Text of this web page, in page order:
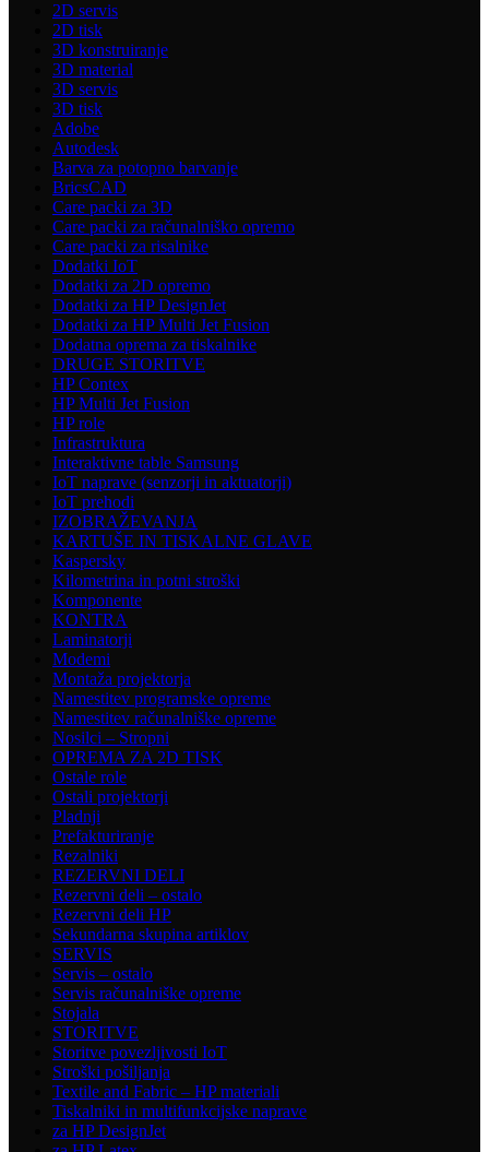
2D servis
2D tisk
3D konstruiranje
3D material
3D servis
3D tisk
Adobe
Autodesk
Barva za potopno barvanje
BricsCAD
Care packi za 3D
Care packi za računalniško opremo
Care packi za risalnike
Dodatki IoT
Dodatki za 2D opremo
Dodatki za HP DesignJet
Dodatki za HP Multi Jet Fusion
Dodatna oprema za tiskalnike
DRUGE STORITVE
HP Contex
HP Multi Jet Fusion
HP role
Infrastruktura
Interaktivne table Samsung
IoT naprave (senzorji in aktuatorji)
IoT prehodi
IZOBRAŽEVANJA
KARTUŠE IN TISKALNE GLAVE
Kaspersky
Kilometrina in potni stroški
Komponente
KONTRA
Laminatorji
Modemi
Montaža projektorja
Namestitev programske opreme
Namestitev računalniške opreme
Nosilci – Stropni
OPREMA ZA 2D TISK
Ostale role
Ostali projektorji
Pladnji
Prefakturiranje
Rezalniki
REZERVNI DELI
Rezervni deli – ostalo
Rezervni deli HP
Sekundarna skupina artiklov
SERVIS
Servis – ostalo
Servis računalniške opreme
Stojala
STORITVE
Storitve povezljivosti IoT
Stroški pošiljanja
Textile and Fabric – HP materiali
Tiskalniki in multifunkcijske naprave
za HP DesignJet